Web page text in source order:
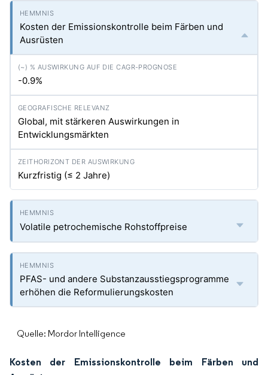
Kosten der Emissionskontrolle beim Färben und
Ausrüsten
-0.9%
Global, mit stärkeren Auswirkungen in
Entwicklungsmärkten
Kurzfristig (≤ 2 Jahre)
Volatile petrochemische Rohstoffpreise
PFAS- und andere Substanzausstiegsprogramme
erhöhen die Reformulierungskosten
Quelle: Mordor Intelligence
Kosten der Emissionskontrolle beim Färben und